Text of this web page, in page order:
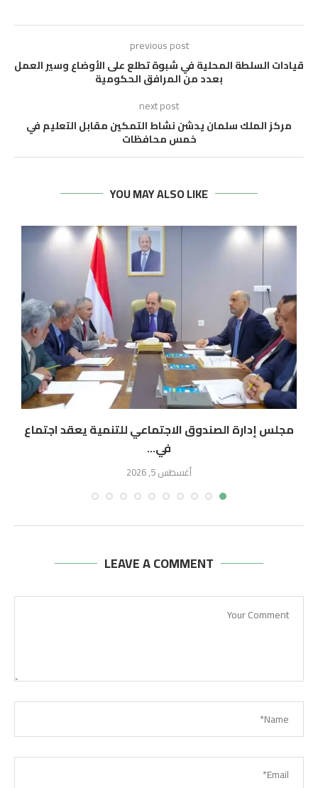
previous post
قيادات السلطة المحلية في شبوة تطلع على الأوضاع وسير العمل
بعدد من المرافق الحكومية
next post
مركز الملك سلمان يدشن نشاط التمكين مقابل التعليم في
خمس محافظات
YOU MAY ALSO LIKE
مجلس إدارة الصندوق الاجتماعي للتنمية يعقد اجتماع
في...
أغسطس 5, 2026
LEAVE A COMMENT